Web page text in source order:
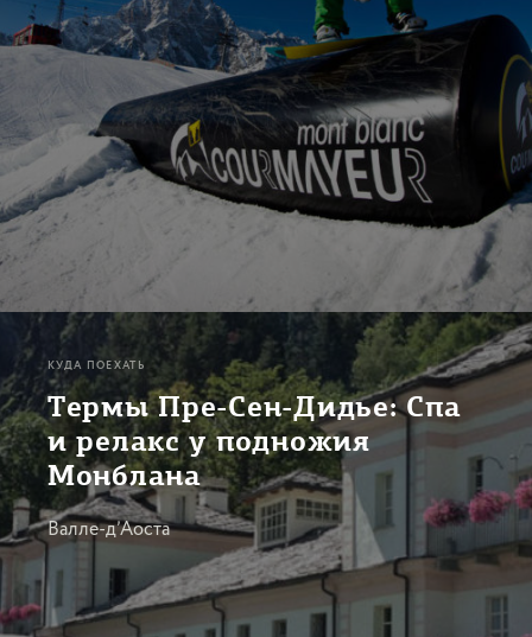
КУДА ПОЕХАТЬ
Термы Пре-Сен-Дидье: Спа
и релакс у подножия
Монблана
Валле-д’Аоста